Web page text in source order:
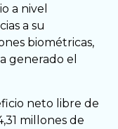
a nivel
a su
biométricas,
generado el
neto libre de
millones de